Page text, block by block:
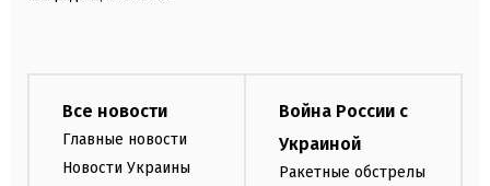
Все новости
Главные новости
Новости Украины
Война России с
Украиной
Ракетные обстрелы